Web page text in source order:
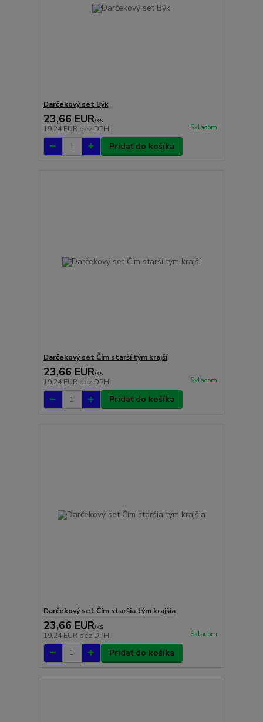
Darčekový set Býk
23,66 EUR/ks
19,24 EUR bez DPH Skladom
Pridať do košíka
Darčekový set Čím starší tým krajší
23,66 EUR/ks
19,24 EUR bez DPH Skladom
Pridať do košíka
Darčekový set Čím staršia tým krajšia
23,66 EUR/ks
19,24 EUR bez DPH Skladom
Pridať do košíka